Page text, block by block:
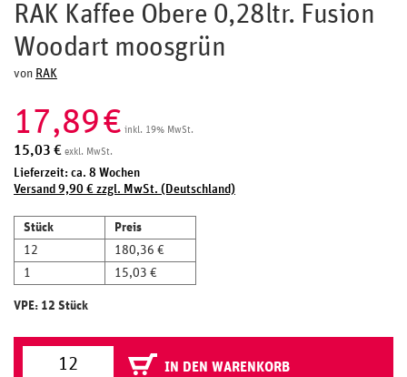
RAK Kaffee Obere 0,28ltr. Fusion
Woodart moosgrün
von RAK
17,89€ inkl. 19% MwSt.
15,03 € exkl. MwSt.
Lieferzeit: ca. 8 Wochen
Versand 9,90 € zzgl. MwSt. (Deutschland)
Stück
Preis
12
180,36 €
1
15,03 €
VPE: 12 Stück
IN DEN WARENKORB